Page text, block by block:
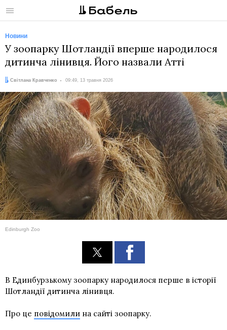
Меню
Новини
У зоопарку Шотландії вперше народилося
дитинча лінивця. Його назвали Атті
Автор:
Світлана Кравченко
Дата: 09:49, 13 травня 2026
Edinburgh Zoo
В Единбурзькому зоопарку народилося перше в історії
Шотландії дитинча лінивця.
Про це повідомили на сайті зоопарку.